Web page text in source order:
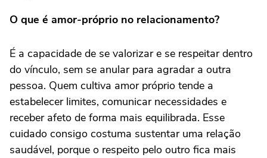
O que é amor-próprio no relacionamento?
É a capacidade de se valorizar e se respeitar dentro
do vínculo, sem se anular para agradar a outra
pessoa. Quem cultiva amor próprio tende a
estabelecer limites, comunicar necessidades e
receber afeto de forma mais equilibrada. Esse
cuidado consigo costuma sustentar uma relação
saudável, porque o respeito pelo outro fica mais